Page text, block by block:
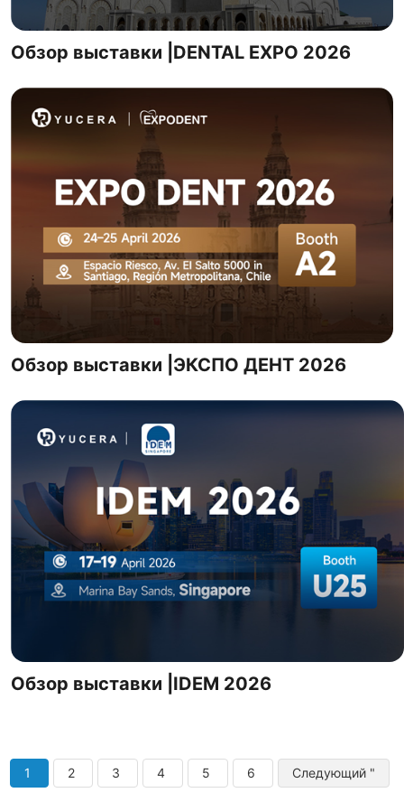
Обзор выставки |DENTAL EXPO 2026
Обзор выставки |ЭКСПО ДЕНТ 2026
Обзор выставки |IDEM 2026
1 2 3 4 5 6 Следующий "